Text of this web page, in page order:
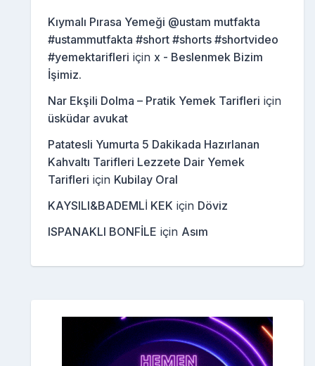
Kıymalı Pırasa Yemeği @ustam mutfakta
#ustammutfakta #short #shorts #shortvideo
#yemektarifleri için x - Beslenmek Bizim
İşimiz.
Nar Ekşili Dolma – Pratik Yemek Tarifleri için
üsküdar avukat
Patatesli Yumurta 5 Dakikada Hazırlanan
Kahvaltı Tarifleri Lezzete Dair Yemek
Tarifleri için Kubilay Oral
KAYSILI&BADEMLİ KEK için Döviz
ISPANAKLI BONFİLE için Asım